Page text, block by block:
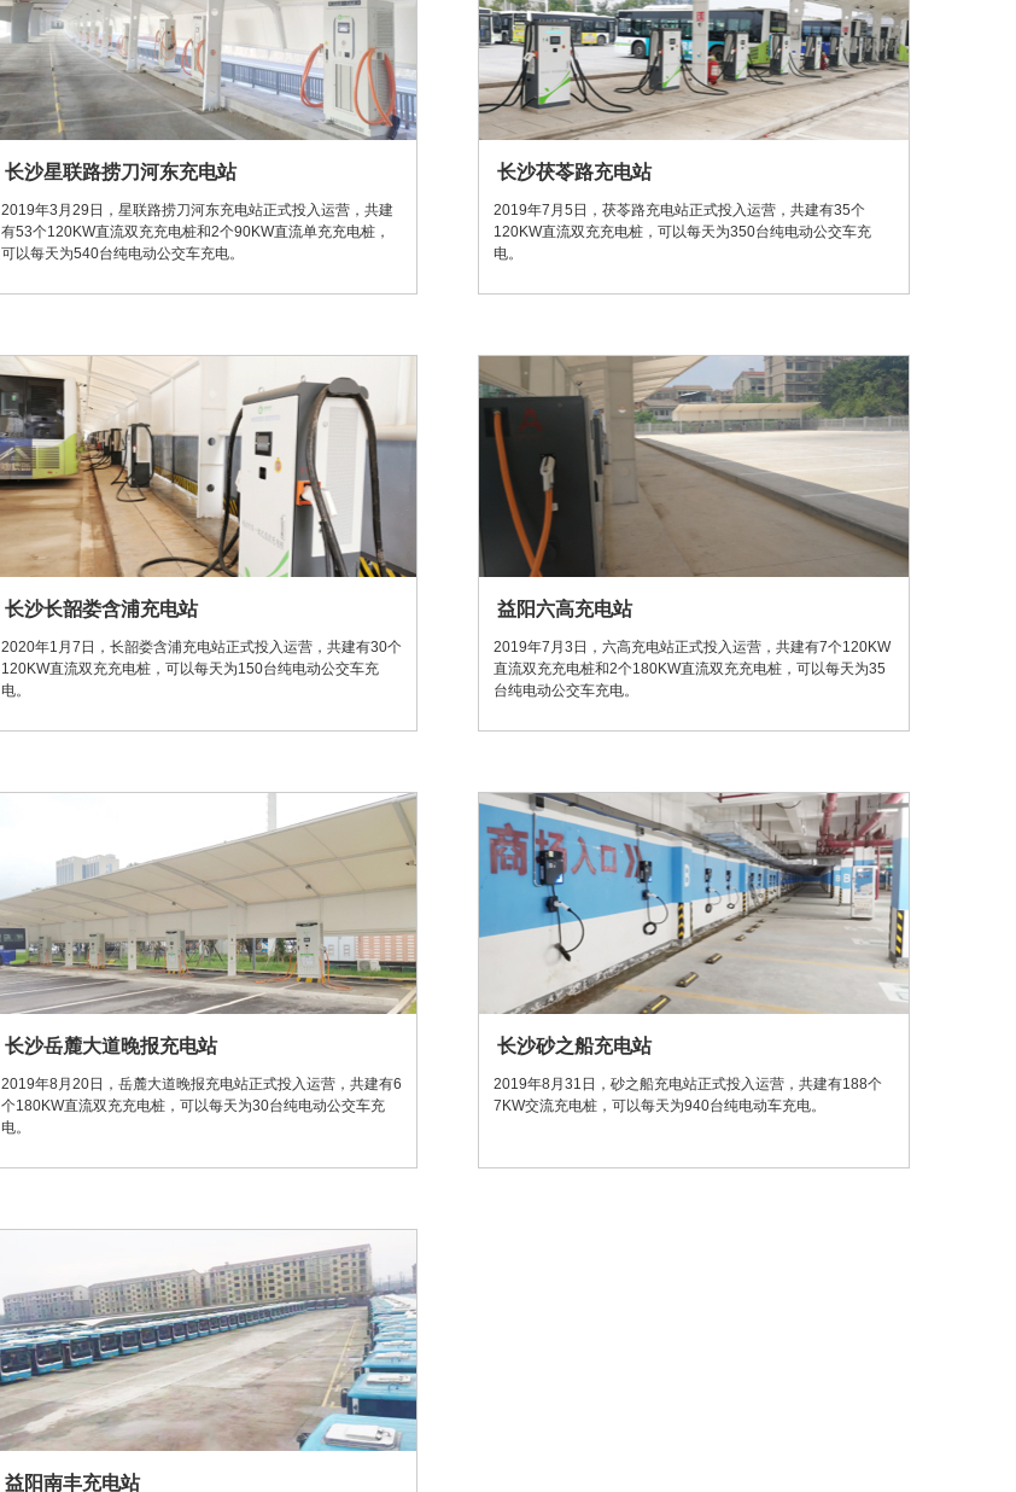
长沙星联路捞刀河东充电站
2019年3月29日，星联路捞刀河东充电站正式投入运营，共建
有53个120KW直流双充充电桩和2个90KW直流单充充电桩，
可以每天为540台纯电动公交车充电。
长沙茯苓路充电站
2019年7月5日，茯苓路充电站正式投入运营，共建有35个
120KW直流双充充电桩，可以每天为350台纯电动公交车充
电。
长沙长韶娄含浦充电站
2020年1月7日，长韶娄含浦充电站正式投入运营，共建有30个
120KW直流双充充电桩，可以每天为150台纯电动公交车充
电。
益阳六高充电站
2019年7月3日，六高充电站正式投入运营，共建有7个120KW
直流双充充电桩和2个180KW直流双充充电桩，可以每天为35
台纯电动公交车充电。
长沙岳麓大道晚报充电站
2019年8月20日，岳麓大道晚报充电站正式投入运营，共建有6
个180KW直流双充充电桩，可以每天为30台纯电动公交车充
电。
长沙砂之船充电站
2019年8月31日，砂之船充电站正式投入运营，共建有188个
7KW交流充电桩，可以每天为940台纯电动车充电。
益阳南丰充电站